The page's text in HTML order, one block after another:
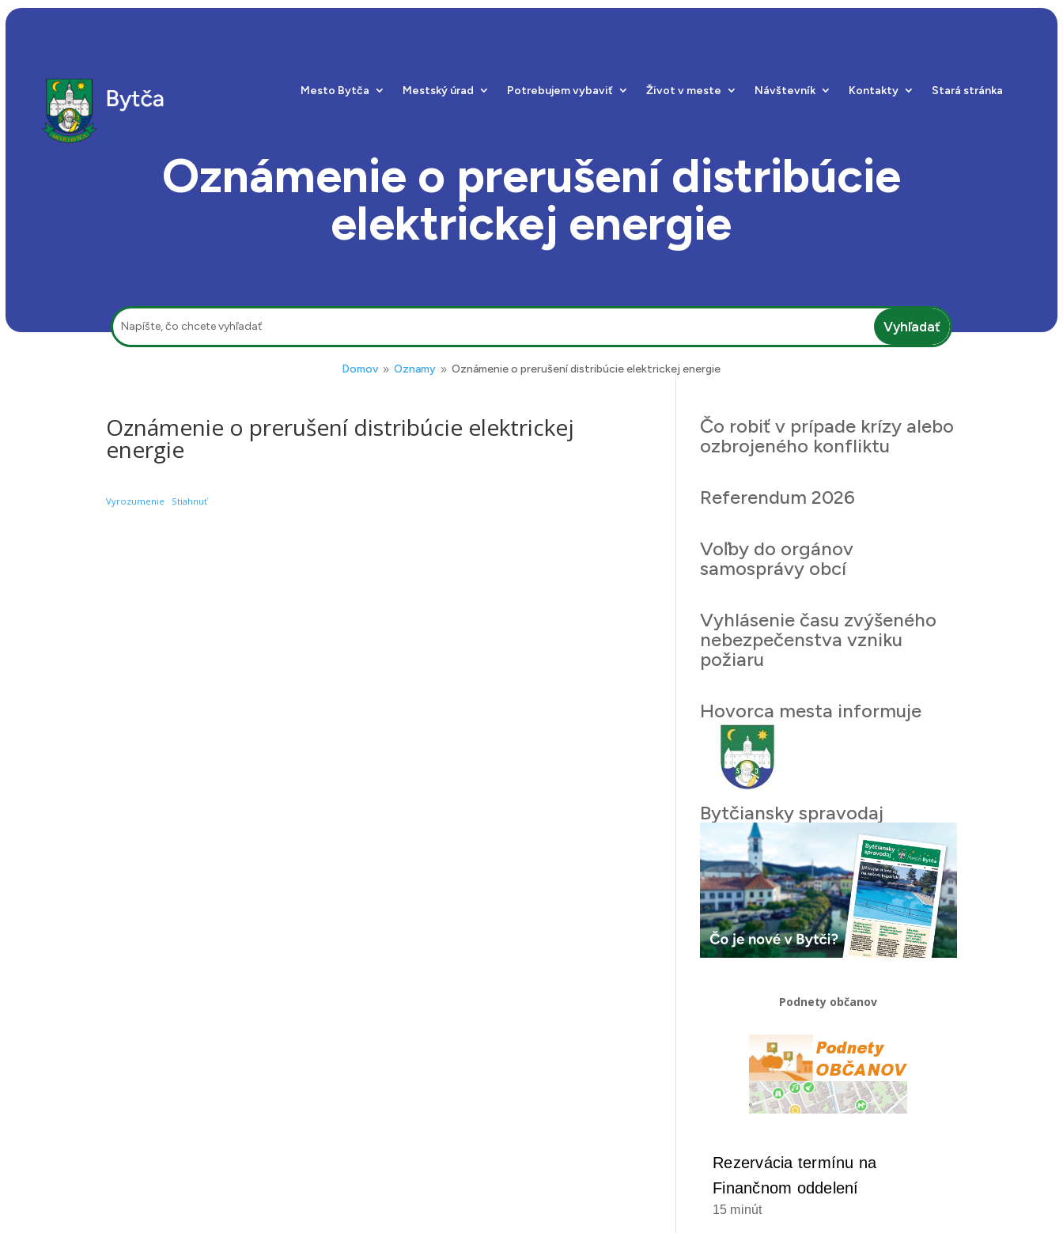
Mesto Bytča Mestský úrad Potrebujem vybaviť Život v meste Návštevník Kontakty Stará stránka
Oznámenie o prerušení distribúcie
elektrickej energie
Hľadať:
Domov 9 Oznamy 9 Oznámenie o prerušení distribúcie elektrickej energie
Oznámenie o prerušení distribúcie elektrickej
energie
Vyrozumenie Stiahnuť
Čo robiť v prípade krízy alebo
ozbrojeného konfliktu
Referendum 2026
Voľby do orgánov
samosprávy obcí
Vyhlásenie času zvýšeného
nebezpečenstva vzniku
požiaru
Hovorca mesta informuje
Bytčiansky spravodaj
Podnety občanov